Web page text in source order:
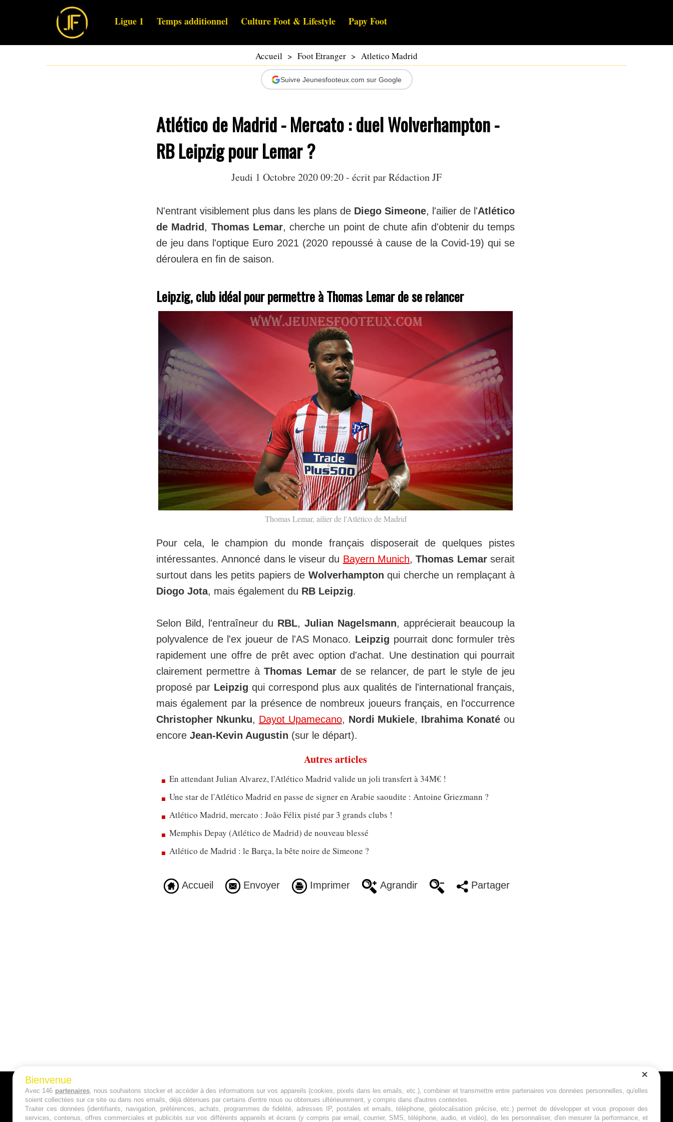
Ligue 1 Temps additionnel Culture Foot & Lifestyle Papy Foot
Accueil > Foot Etranger > Atletico Madrid
Suivre Jeunesfooteux.com sur Google
Atlético de Madrid - Mercato : duel Wolverhampton -
RB Leipzig pour Lemar ?
Jeudi 1 Octobre 2020 09:20 - écrit par Rédaction JF
N'entrant visiblement plus dans les plans de Diego Simeone, l'ailier de l'Atlético
de Madrid , Thomas Lemar, cherche un point de chute afin d'obtenir du temps
de jeu dans l'optique Euro 2021 (2020 repoussé à cause de la Covid-19) qui se
déroulera en fin de saison.
Leipzig, club idéal pour permettre à Thomas Lemar de se relancer
Thomas Lemar, ailier de l'Atlético de Madrid
Pour cela, le champion du monde français disposerait de quelques pistes
intéressantes. Annoncé dans le viseur du Bayern Munich,Thomas Lemarserait
surtout dans les petits papiers de Wolverhampton qui cherche un remplaçant à
Diogo Jota, mais également du RB Leipzig.
Selon Bild, l'entraîneur du RBL, Julian Nagelsmann, apprécierait beaucoup la
polyvalence de l'ex joueur de l'AS Monaco. Leipzig pourrait donc formuler très
rapidement une offre de prêt avec option d'achat. Une destination qui pourrait
clairement permettre àThomas Lemarde se relancer, de part le style de jeu
proposé par Leipzig qui correspond plus aux qualités de l'international français,
mais également par la présence de nombreux joueurs français, en l'occurrence
Christopher Nkunku, Dayot Upamecano, Nordi Mukiele, Ibrahima Konaté ou
encore Jean-Kevin Augustin (sur le départ).
Autres articles
En attendant Julian Alvarez, l'Atlético Madrid valide un joli transfert à 34M€ !
Une star de l'Atlético Madrid en passe de signer en Arabie saoudite : Antoine Griezmann ?
Atlético Madrid, mercato : João Félix pisté par 3 grands clubs !
Memphis Depay (Atlético de Madrid) de nouveau blessé
Atlético de Madrid : le Barça, la bête noire de Simeone ?
Accueil Envoyer Imprimer Agrandir Partager
A PROPOS
Qui sommes nous ?
Jeunesfooteux est un média sportif qui traite
principalement de l'actualité de la Ligue 1 et
des grosses actualités de la Ligue 2 et du
Suivez-nous
Bienvenue
Avec 146 partenaires, nous souhaitons stocker et accéder à des informations sur vos appareils (cookies, pixels dans les emails, etc.), combiner et transmettre entre partenaires vos données personnelles, qu'elles
soient collectées sur ce site ou dans nos emails, déjà détenues par certains d'entre nous ou obtenues ultérieurement, y compris dans d'autres contextes.
Traiter ces données (identifiants, navigation, préférences, achats, programmes de fidélité, adresses IP, postales et emails, téléphone, géolocalisation précise, etc.) permet de développer et vous proposer des
services, contenus, offres commerciales et publicités sur vos différents appareils et écrans (y compris par email, courrier, SMS, téléphone, audio, et vidéo), de les personnaliser, d'en mesurer la performance, et